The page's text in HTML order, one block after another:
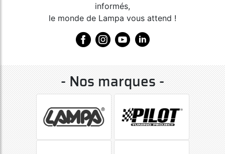
informés,
le monde de Lampa vous attend !
- Nos marques -